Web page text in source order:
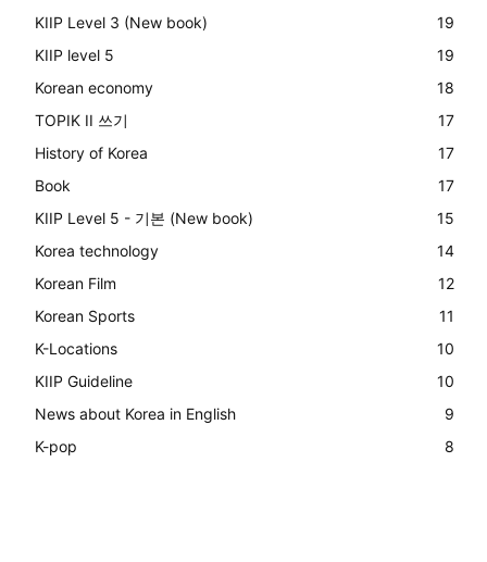
KIIP Level 3 (New book)
19
KIIP level 5
19
Korean economy
18
TOPIK II 쓰기
17
History of Korea
17
Book
17
KIIP Level 5 - 기본 (New book)
15
Korea technology
14
Korean Film
12
Korean Sports
11
K-Locations
10
KIIP Guideline
10
News about Korea in English
9
K-pop
8